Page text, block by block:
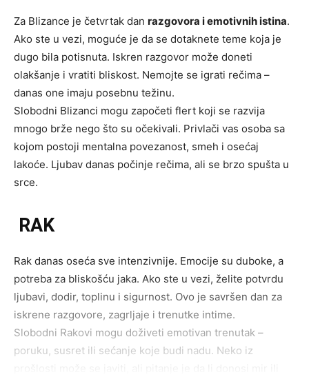
Za Blizance je četvrtak dan razgovora i emotivnih istina.
Ako ste u vezi, moguće je da se dotaknete teme koja je
dugo bila potisnuta. Iskren razgovor može doneti
olakšanje i vratiti bliskost. Nemojte se igrati rečima –
danas one imaju posebnu težinu.
Slobodni Blizanci mogu započeti flert koji se razvija
mnogo brže nego što su očekivali. Privlači vas osoba sa
kojom postoji mentalna povezanost, smeh i osećaj
lakoće. Ljubav danas počinje rečima, ali se brzo spušta u
srce.
RAK
Rak danas oseća sve intenzivnije. Emocije su duboke, a
potreba za bliskošću jaka. Ako ste u vezi, želite potvrdu
ljubavi, dodir, toplinu i sigurnost. Ovo je savršen dan za
iskrene razgovore, zagrljaje i trenutke intime.
Slobodni Rakovi mogu doživeti emotivan trenutak –
poruku, susret ili sećanje koje budi nadu. Neko iz